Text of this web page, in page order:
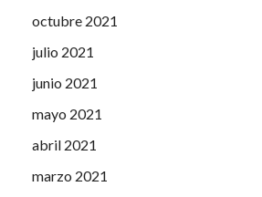
octubre 2021
julio 2021
junio 2021
mayo 2021
abril 2021
marzo 2021